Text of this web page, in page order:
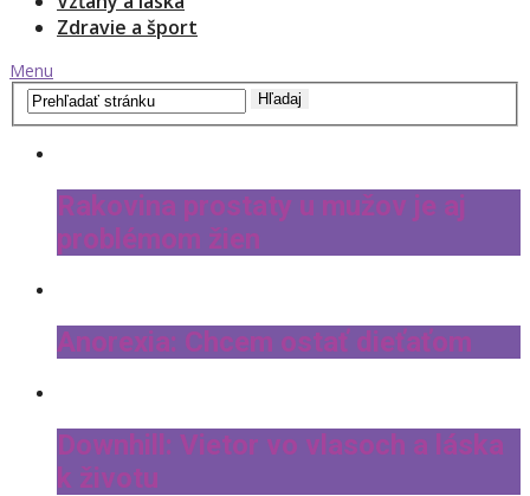
Zdravie a šport
Menu
Rakovina prostaty u mužov je aj
problémom žien
Anorexia: Chcem ostať dieťaťom
Downhill: Vietor vo vlasoch a láska
k životu